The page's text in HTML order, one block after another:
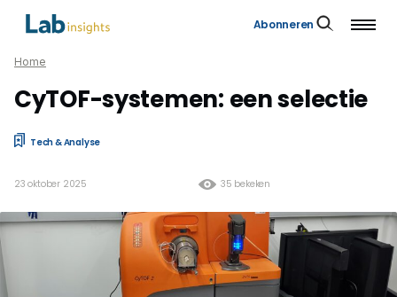
Abonneren
Home
CyTOF-systemen: een selectie
Tech & Analyse
35 bekeken
23 oktober 2025